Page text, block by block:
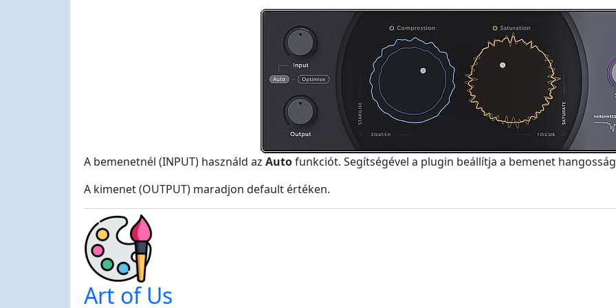
A bemenetnél (INPUT) használd az Autofunkciót. Segítségével a plugin beállítja a bemenet
A kimenet (OUTPUT) maradjon default értéken.
Art of Us